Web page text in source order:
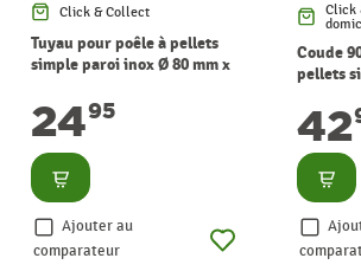
Click & Collect
Tuyau pour poêle à pellets
simple paroi inox Ø 80 mm x
2495
Consulter
Ajouter au
comparateur
Click
Coude
pellets
42